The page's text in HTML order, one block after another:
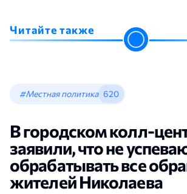
Читайте также
#Местная политика 620
В городском колл-
заявили, что не
обрабатывать все
жителей Николаева